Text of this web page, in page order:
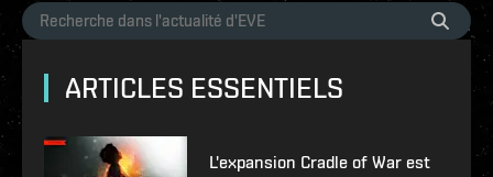
ARTICLES ESSENTIELS
L'expansion Cradle of War est